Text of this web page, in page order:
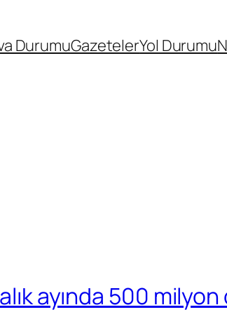
DurumuGazetelerYol Durumu
ayında 500